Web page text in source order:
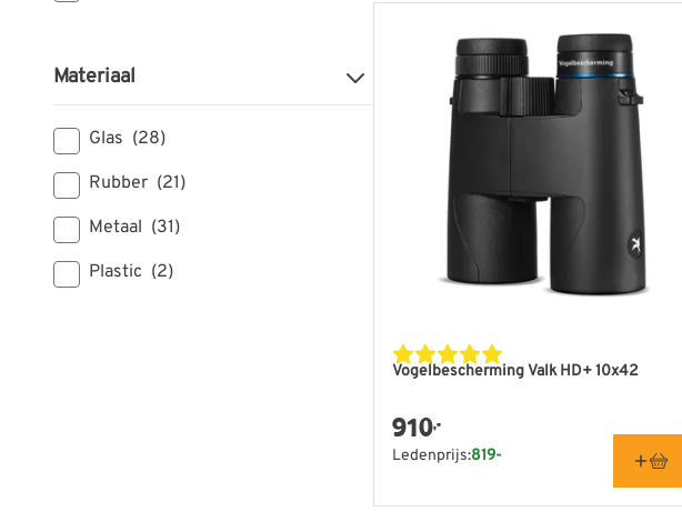
Materiaal
Glas (28)
Rubber (21)
Metaal (31)
Plastic (2)
Vogelbescherming Valk HD+ 10x42
910,-
Ledenprijs:819-